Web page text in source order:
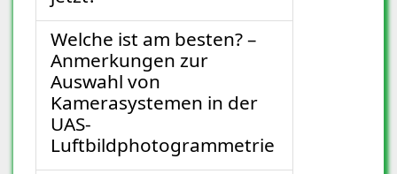
Welche ist am besten? –
Anmerkungen zur
Auswahl von
Kamerasystemen in der
UAS-
Luftbildphotogrammetrie